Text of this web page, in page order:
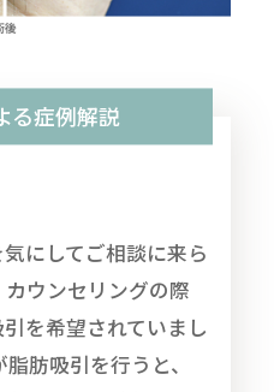
る症例解説
にしてご相談に来ら
ウンセリングの際
を希望されていまし
肪吸引を行うと、